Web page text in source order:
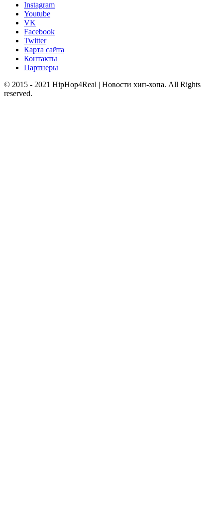
Instagram
Youtube
VK
Facebook
Twitter
Карта сайта
Контакты
Партнеры
© 2015 - 2021 HipHop4Real | Новости хип-хопа. All Rights
reserved.